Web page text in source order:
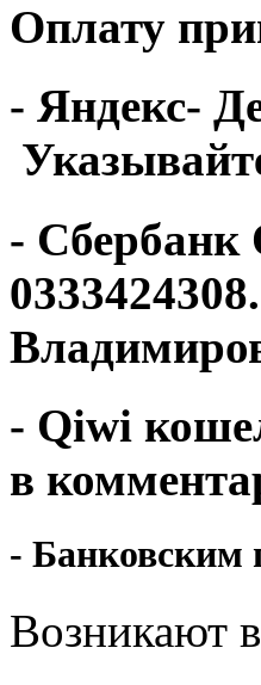
Оплату
- Яндекс-
- Сбербанк
- Qiwi
в
- Банковским
Возникают